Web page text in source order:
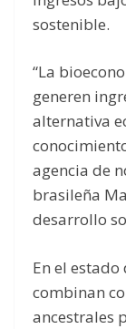
sostenible.
“La
generen
alternativa
agencia de
brasileña
desarrollo
En el
combinan
ancestrales